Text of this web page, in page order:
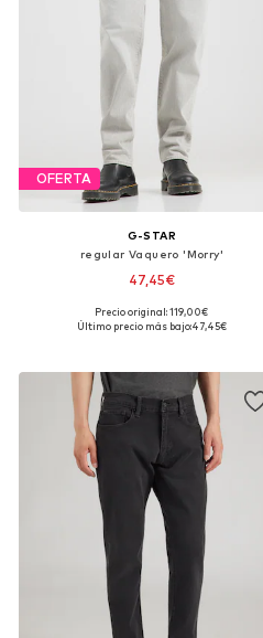
OFERTA
G-STAR
regular Vaquero 'Morry'
47,45€
Disponible en muchas tallas
Precio original: 119,00€
Último precio más bajo:47,45€